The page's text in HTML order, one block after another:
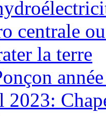
centrale
la terre
2023: